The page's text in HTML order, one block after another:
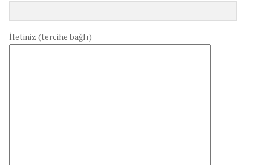
İletiniz (tercihe bağlı)